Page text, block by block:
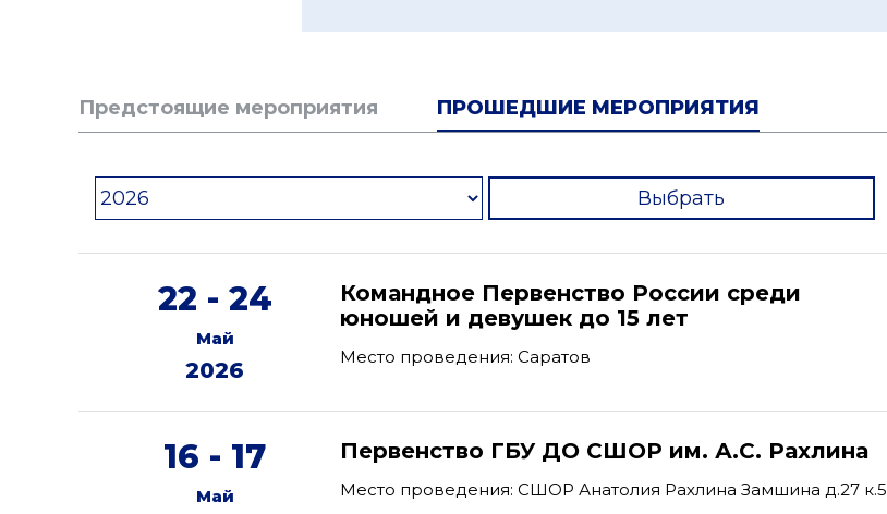
Предстоящие мероприятия ПРОШЕДШИЕ МЕРОПРИЯТИЯ
Выбрать
22 - 24
Май
2026
Командное Первенство России среди
юношей и девушек до 15 лет
Место проведения: Саратов
16 - 17
Май
Первенство ГБУ ДО СШОР им. А.С. Рахлина
Место проведения: СШОР Анатолия Рахлина Замшина д.27 к.5